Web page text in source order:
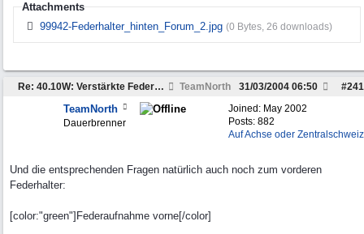
Attachments
99942-Federhalter_hinten_Forum_2.jpg (0 Bytes, 26 downloads)
Re: 40.10W: Verstärkte Federung der Hinterachse TeamNorth #241
31/03/2004 06:50
Joined: May 2002
Posts: 882
Auf Achse oder Zentralschweiz
TeamNorth
Dauerbrenner
Und die entsprechenden Fragen natürlich auch noch zum vorderen
Federhalter:
[color:"green"]Federaufnahme vorne[/color]